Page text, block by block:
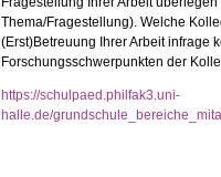
Thema/Fragestellung). Welche
(Erst)Betreuung Ihrer Arbeit infrage
Forschungsschwerpunkten der
https://schulpaed.philfak3.uni-
halle.de/